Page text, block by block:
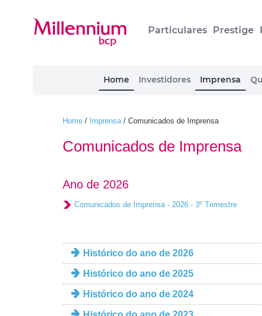
Particulares Prestige
Home Investidores Imprensa
Home / Imprensa/ Comunicados de Imprensa
Comunicados de Imprensa
Ano de 2026
Comunicados de Imprensa - 2026 - 3º Trimestre
Histórico do ano de 2026
Histórico do ano de 2025
Histórico do ano de 2024